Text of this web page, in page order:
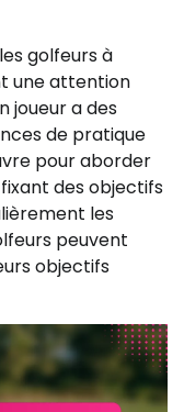
golfeurs à
une attention
joueur a des
de pratique
pour aborder
des objectifs
les
peuvent
objectifs